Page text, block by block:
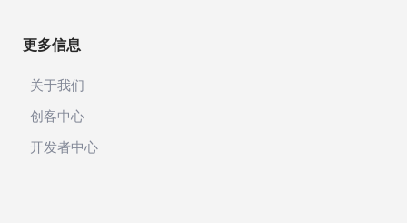
更多信息
关于我们
创客中心
开发者中心